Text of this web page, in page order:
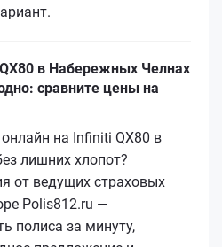
в Набережных Челнах
сравните цены на
на Infiniti QX80 в
лишних хлопот?
от ведущих страховых
Polis812.ru —
полиса за минуту,